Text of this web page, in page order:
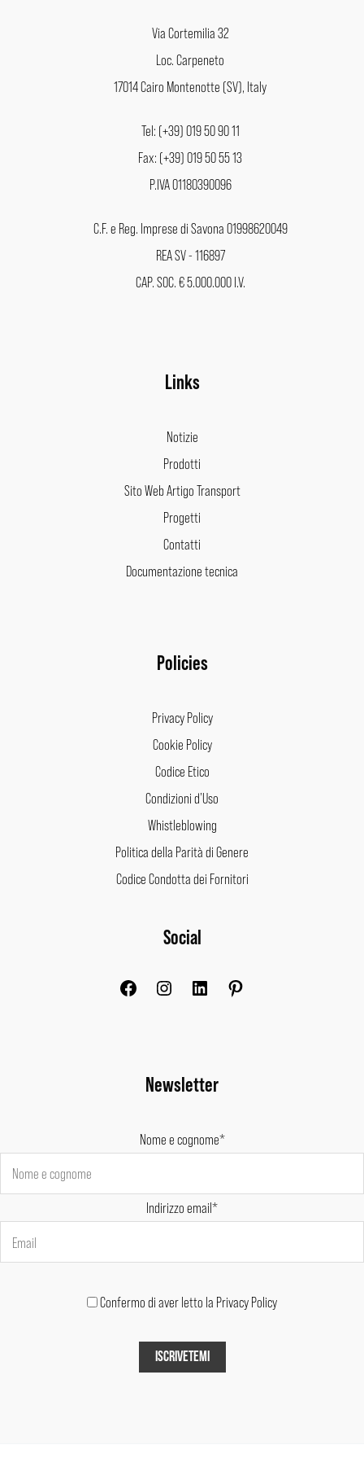
Via Cortemilia 32
Loc. Carpeneto
17014 Cairo Montenotte (SV), Italy
Tel: (+39) 019 50 90 11
Fax: (+39) 019 50 55 13
P.IVA 01180390096
C.F. e Reg. Imprese di Savona 01998620049
REA SV - 116897
CAP. SOC. € 5.000.000 I.V.
Links
Notizie
Prodotti
Sito Web Artigo Transport
Progetti
Contatti
Documentazione tecnica
Policies
Privacy Policy
Cookie Policy
Codice Etico
Condizioni d’Uso
Whistleblowing
Politica della Parità di Genere
Codice Condotta dei Fornitori
Social
Newsletter
Nome e cognome*
Indirizzo email*
Confermo di aver letto la Privacy Policy